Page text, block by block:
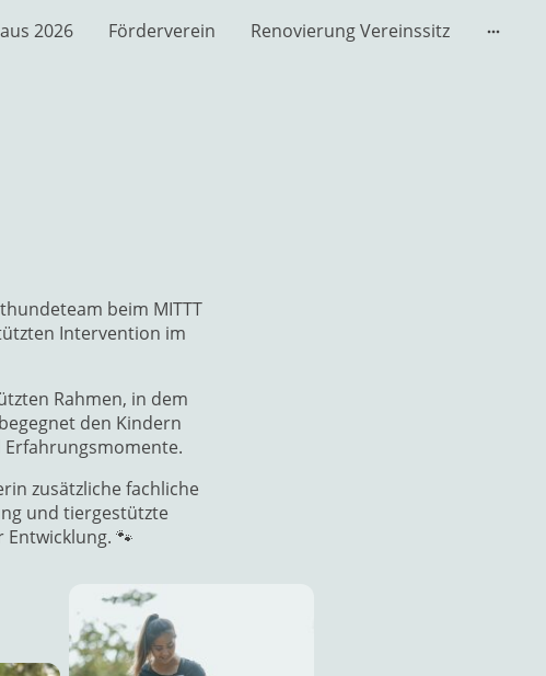
2026 Förderverein Renovierung Vereinssitz
beim MITTT
Intervention im
Rahmen, in dem
den Kindern
zusätzliche fachliche
und tiergestützte
🐾